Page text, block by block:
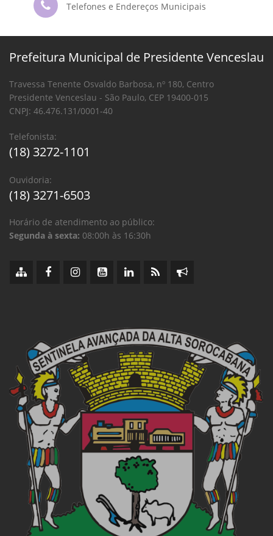
Telefones e Endereços Municipais
Prefeitura Municipal de Presidente Venceslau
Travessa Tenente Osvaldo Barbosa, nº 180, Centro
Presidente Venceslau - São Paulo, CEP 19400-015
CNPJ: 46.476.131/0001-40
Telefonista:
(18) 3272-1101
Ouvidoria:
(18) 3271-6503
Horário de atendimento ao público:
Segunda à sexta: 08:00h às 16:30h